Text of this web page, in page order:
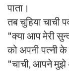
पाता।
तब चुहिया चाची
"क्या आप मेरी
को अपनी पत्नी
"चाची, आपने मुझे